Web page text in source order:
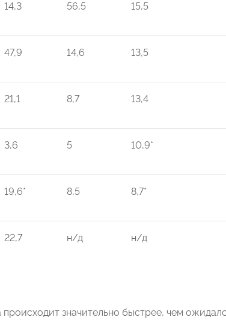
14,3 56,5 15,5
47,9 14,6 13,5
21,1 8,7 13,4
3,6 5 10,9*
19,6* 8,5 8,7*
22,7 н/д н/д
значительно быстрее, чем